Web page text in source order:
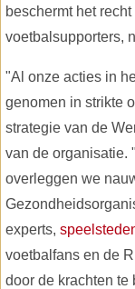
beschermt het
voetbalsupporters,
"Al onze acties in
genomen in strikte
strategie van de
van de organisatie.
overleggen we
experts,
voetbalfans en de
door de krachten